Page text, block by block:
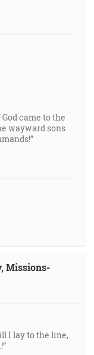
came to the
wayward sons
Missions-
I lay to the line,